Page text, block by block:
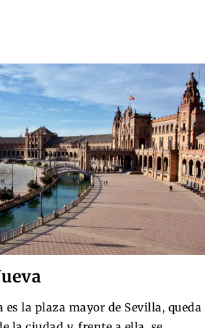
es la plaza mayor de Sevilla, queda